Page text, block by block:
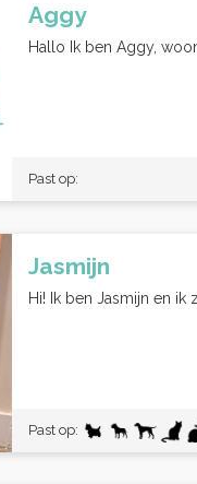
Aggy
Hallo Ik ben Aggy,
Past op:
Jasmijn
Hi! Ik ben Jasmijn en
Past op: